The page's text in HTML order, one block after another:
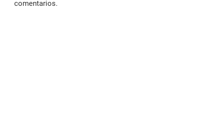
comentarios.